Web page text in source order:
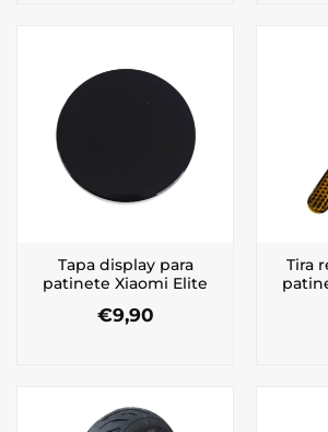
Tapa display para
patinete Xiaomi Elite
€9,90
Tira